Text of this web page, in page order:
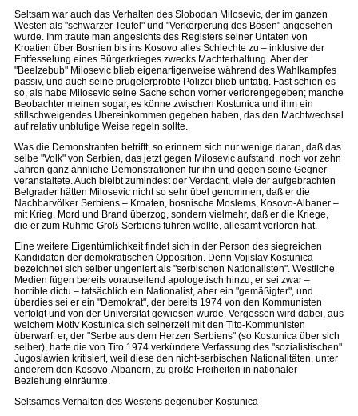
Seltsam war auch das Verhalten des Slobodan Milosevic, der im ganzen
Westen als "schwarzer Teufel" und "Verkörperung des Bösen" angesehen
wurde. Ihm traute man angesichts des Registers seiner Untaten von
Kroatien über Bosnien bis ins Kosovo alles Schlechte zu – inklusive der
Entfesselung eines Bürgerkrieges zwecks Machterhaltung. Aber der
"Beelzebub" Milosevic blieb eigenartigerweise während des Wahlkampfes
passiv, und auch seine prügelerprobte Polizei blieb untätig. Fast schien es
so, als habe Milosevic seine Sache schon vorher verlorengegeben; manche
Beobachter meinen sogar, es könne zwischen Kostunica und ihm ein
stillschweigendes Übereinkommen gegeben haben, das den Machtwechsel
auf relativ unblutige Weise regeln sollte.
Was die Demonstranten betrifft, so erinnern sich nur wenige daran, daß das
selbe "Volk" von Serbien, das jetzt gegen Milosevic aufstand, noch vor zehn
Jahren ganz ähnliche Demonstrationen für ihn und gegen seine Gegner
veranstaltete. Auch bleibt zumindest der Verdacht, viele der aufgebrachten
Belgrader hätten Milosevic nicht so sehr übel genommen, daß er die
Nachbarvölker Serbiens – Kroaten, bosnische Moslems, Kosovo-Albaner –
mit Krieg, Mord und Brand überzog, sondern vielmehr, daß er die Kriege,
die er zum Ruhme Groß-Serbiens führen wollte, allesamt verloren hat.
Eine weitere Eigentümlichkeit findet sich in der Person des siegreichen
Kandidaten der demokratischen Opposition. Denn Vojislav Kostunica
bezeichnet sich selber ungeniert als "serbischen Nationalisten". Westliche
Medien fügen bereits vorauseilend apologetisch hinzu, er sei zwar –
horrible dictu – tatsächlich ein Nationalist, aber ein "gemäßigter", und
überdies sei er ein "Demokrat", der bereits 1974 von den Kommunisten
verfolgt und von der Universität gewiesen wurde. Vergessen wird dabei, aus
welchem Motiv Kostunica sich seinerzeit mit den Tito-Kommunisten
überwarf: er, der "Serbe aus dem Herzen Serbiens" (so Kostunica über sich
selber), hatte die von Tito 1974 verkündete Verfassung des "sozialistischen"
Jugoslawien kritisiert, weil diese den nicht-serbischen Nationalitäten, unter
anderem den Kosovo-Albanern, zu große Freiheiten in nationaler
Beziehung einräumte.
Seltsames Verhalten des Westens gegenüber Kostunica